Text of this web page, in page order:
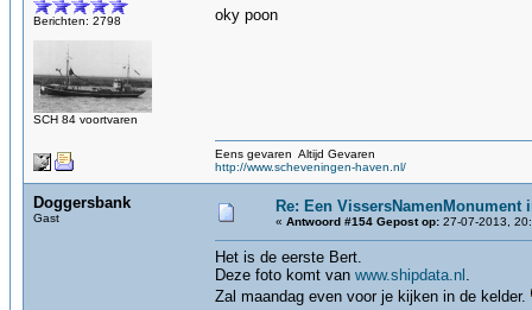
Berichten: 2798
SCH 84 voortvaren
oky poon
Eens gevaren Altijd Gevaren
http://www.scheveningen-haven.nl/
Doggersbank
Gast
Re: Een VissersNamenMonument
« Antwoord #154 Gepost op: 27-07-2013,
Het is de eerste Bert.
Deze foto komt van www.shipdata.nl .
Zal maandag even voor je kijken in de kelder.